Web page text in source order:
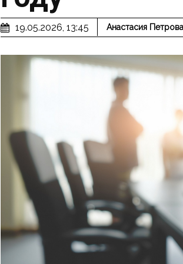
19.05.2026, 13:45 Анастасия Петрова